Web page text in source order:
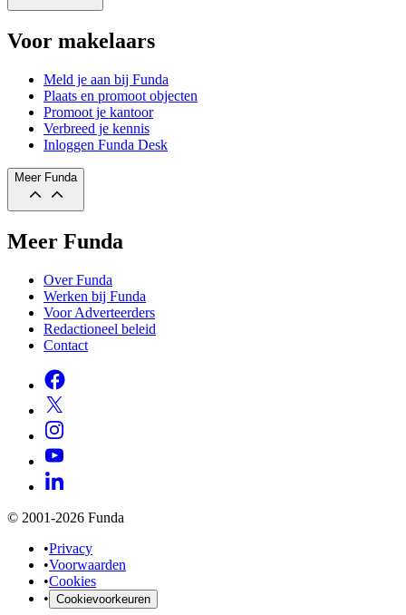
Voor makelaars
Meld je aan bij Funda
Plaats en promoot objecten
Promoot je kantoor
Verbreed je kennis
Inloggen Funda Desk
Meer Funda
Meer Funda
Over Funda
Werken bij Funda
Voor Adverteerders
Redactioneel beleid
Contact
© 2001-2026 Funda
•Privacy
•Voorwaarden
•Cookies
• Cookievoorkeuren